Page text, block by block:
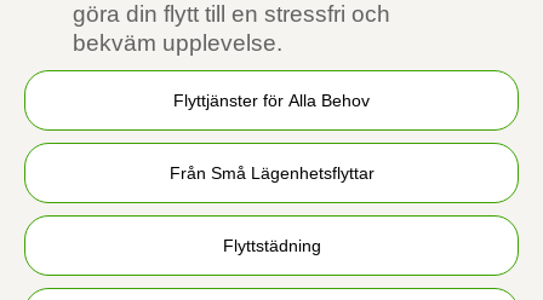
Flyttjänster för Alla Behov
Från Små Lägenhetsflyttar
Flyttstädning
göra din flytt till en stressfri och
bekväm upplevelse.